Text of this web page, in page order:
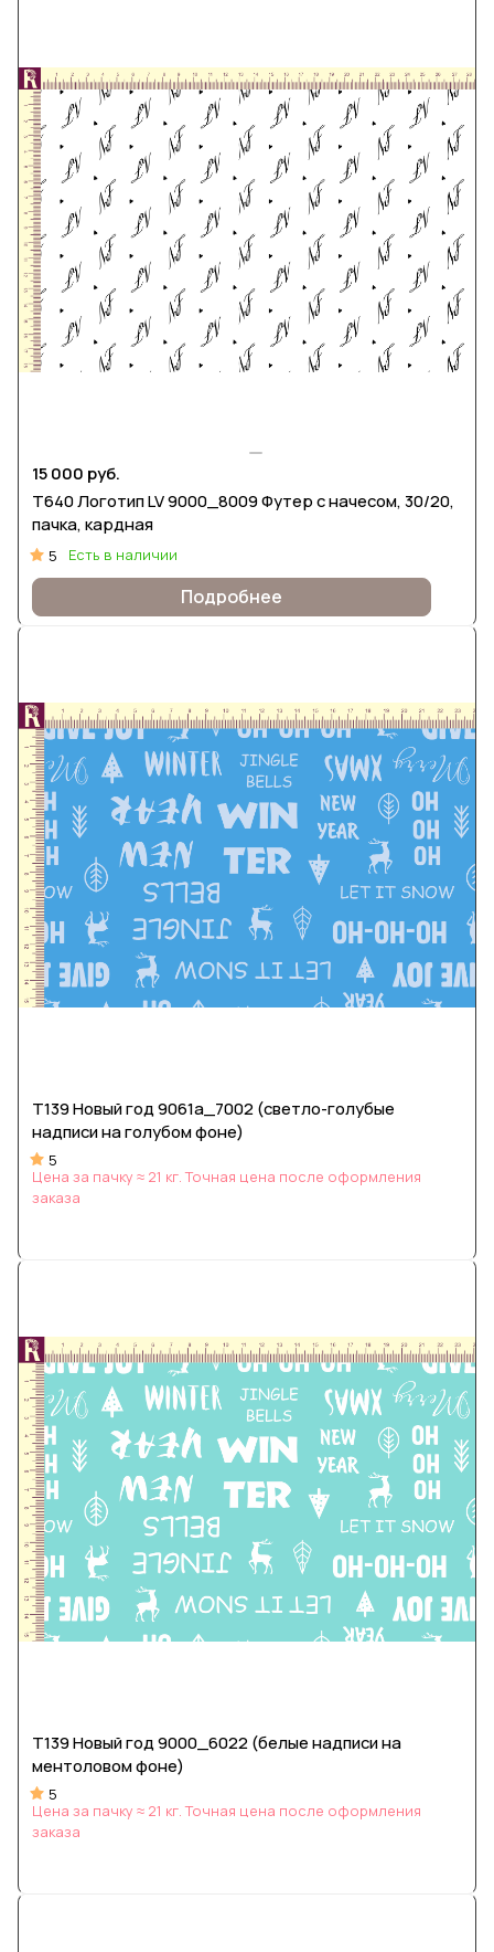
15 000 руб.
Т640 Логотип LV 9000_8009 Футер с начесом, 30/20,
пачка, кардная
5 Есть в наличии
Подробнее
Т139 Новый год 9061а_7002 (светло-голубые
надписи на голубом фоне)
5
Цена за пачку ≈ 21 кг. Точная цена после оформления
заказа
Т139 Новый год 9000_6022 (белые надписи на
ментоловом фоне)
5
Цена за пачку ≈ 21 кг. Точная цена после оформления
заказа